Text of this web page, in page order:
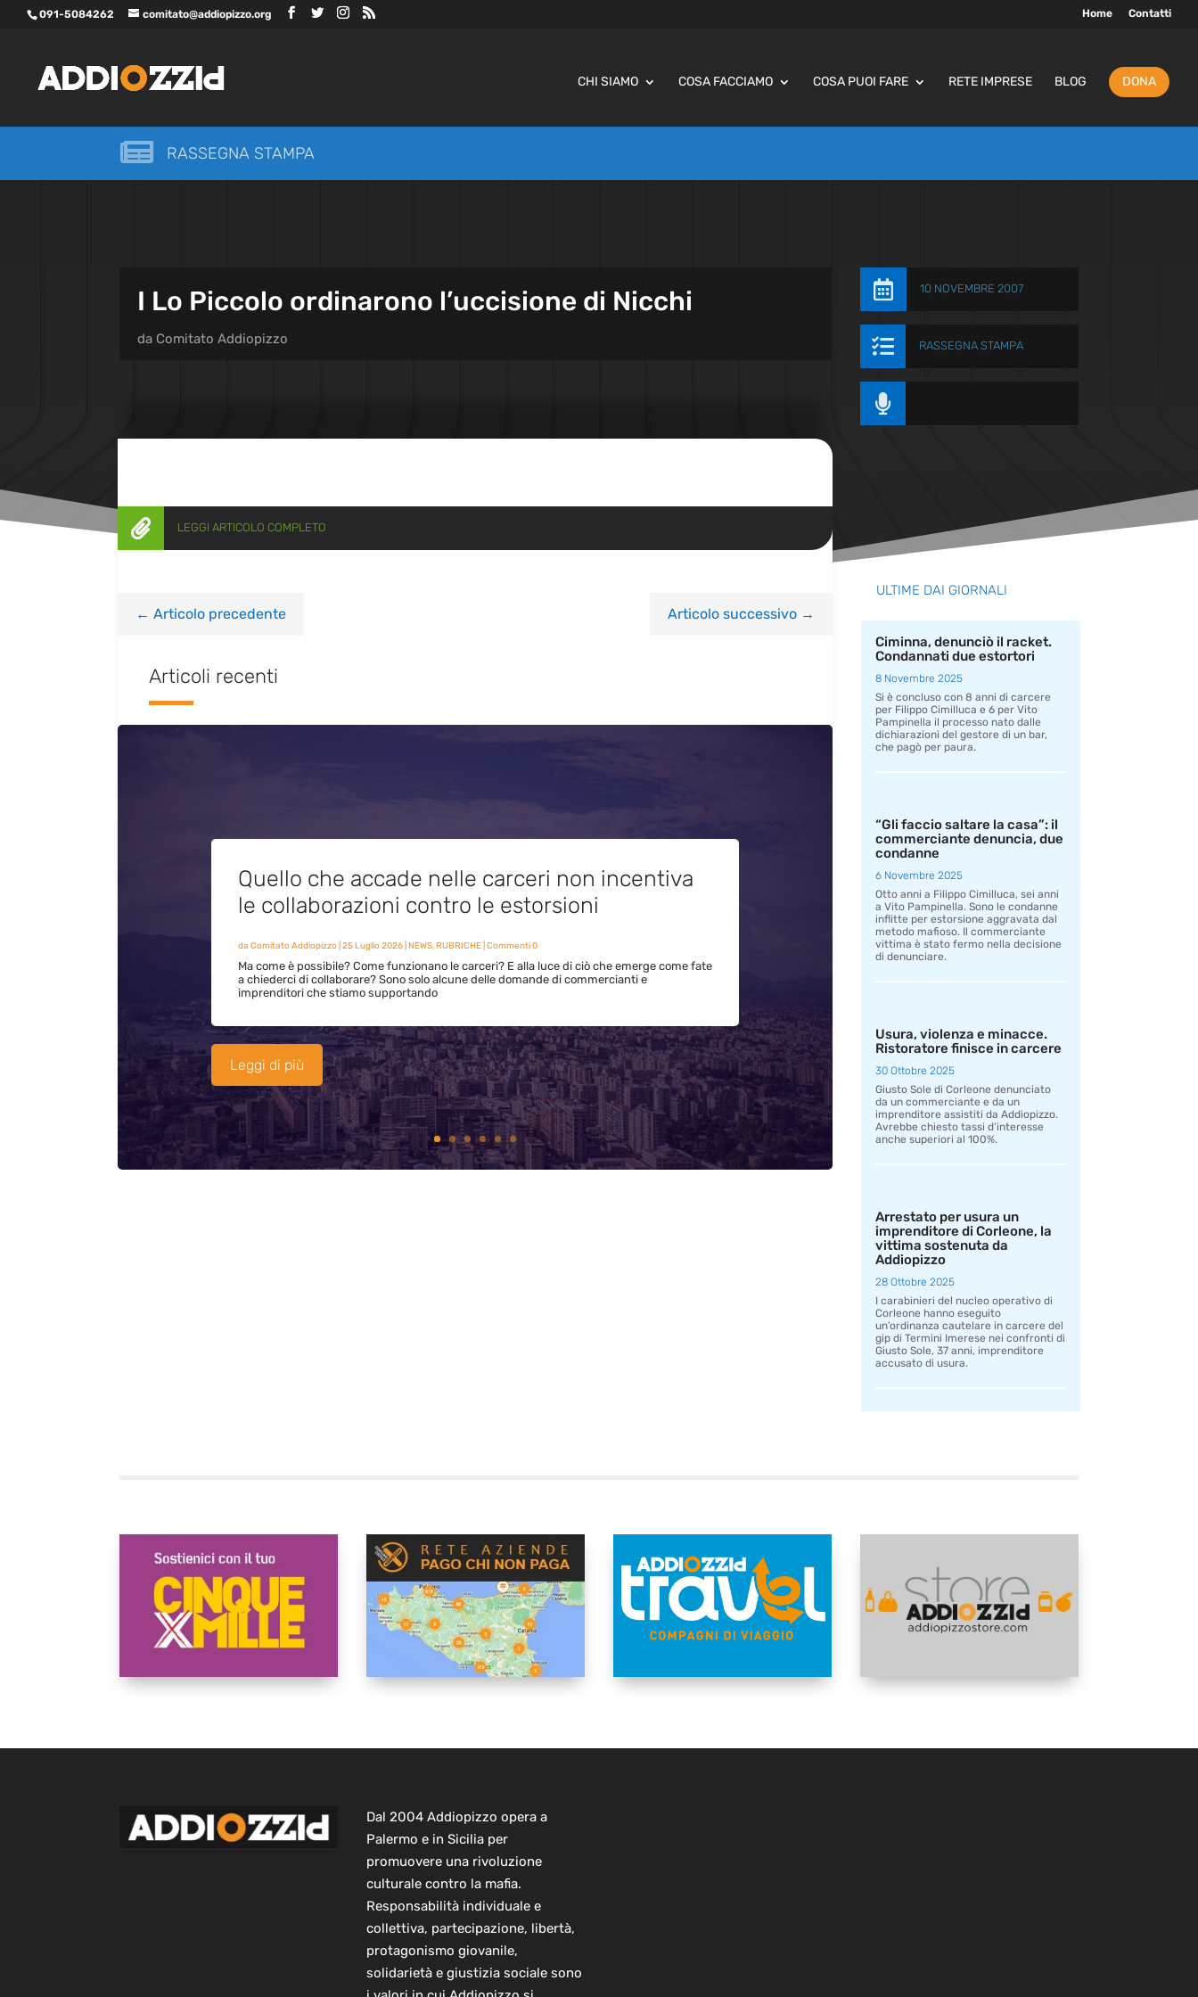
091-5084262 comitato@addiopizzo.org Home Contatti
CHI SIAMO COSA FACCIAMO COSA PUOI FARE RETE IMPRESE BLOG DONA
 RASSEGNA STAMPA
I Lo Piccolo ordinarono l’uccisione di Nicchi
da Comitato Addiopizzo
 10 NOVEMBRE 2007
 RASSEGNA STAMPA

 LEGGI ARTICOLO COMPLETO
← Articolo precedente Articolo successivo→
Articoli recenti
Quello che accade nelle carceri non incentiva
le collaborazioni contro le estorsioni
da Comitato Addiopizzo| 25 Luglio 2026| NEWS,RUBRICHE| Commenti 0
Ma come è possibile? Come funzionano le carceri? E alla luce di ciò che emerge come fate
a chiederci di collaborare? Sono solo alcune delle domande di commercianti e
imprenditori che stiamo supportando
Leggi di più
ULTIME DAI GIORNALI
Ciminna, denunciò il racket.
Condannati due estortori
8 Novembre 2025
Si è concluso con 8 anni di carcere
per Filippo Cimilluca e 6 per Vito
Pampinella il processo nato dalle
dichiarazioni del gestore di un bar,
che pagò per paura.
“Gli faccio saltare la casa”: il
commerciante denuncia, due
condanne
6 Novembre 2025
Otto anni a Filippo Cimilluca, sei anni
a Vito Pampinella. Sono le condanne
inflitte per estorsione aggravata dal
metodo mafioso. Il commerciante
vittima è stato fermo nella decisione
di denunciare.
Usura, violenza e minacce.
Ristoratore finisce in carcere
30 Ottobre 2025
Giusto Sole di Corleone denunciato
da un commerciante e da un
imprenditore assistiti da Addiopizzo.
Avrebbe chiesto tassi d’interesse
anche superiori al 100%.
Arrestato per usura un
imprenditore di Corleone, la
vittima sostenuta da
Addiopizzo
28 Ottobre 2025
I carabinieri del nucleo operativo di
Corleone hanno eseguito
un’ordinanza cautelare in carcere del
gip di Termini Imerese nei confronti di
Giusto Sole, 37 anni, imprenditore
accusato di usura.
Dal 2004 Addiopizzo opera a
Palermo e in Sicilia per
promuovere una rivoluzione
culturale contro la mafia.
Responsabilità individuale e
collettiva, partecipazione, libertà,
protagonismo giovanile,
solidarietà e giustizia sociale sono